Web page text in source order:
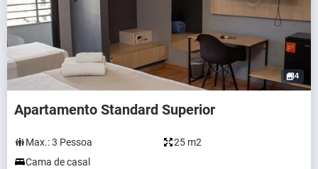
4
Apartamento Standard Superior
Max.:3 Pessoa
25 m2
Cama de casal